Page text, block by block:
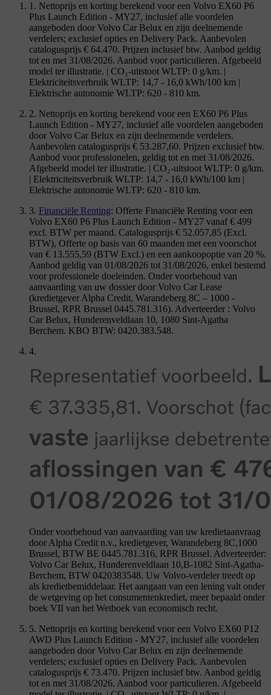
1. Nettoprijs en korting berekend voor een Volvo EX60 P6
Plus Launch Edition - MY27, inclusief alle voordelen
aangeboden door Volvo Car Belux en zijn deelnemende
verdelers; exclusief opties en Delivery Pack. Aanbevolen
catalogusprijs € 64.470. Prijzen inclusief btw. Aanbod geldig
tot en met 31/08/2026. Aanbod voor particulieren. Afgebeeld
model ter illustratie. | CO₂-uitstoot WLTP: 0 g/km. |
Elektriciteitsverbruik WLTP: 14,7 - 16,0 kWh/100 km |
Elektrische autonomie WLTP: 620 - 810 km.
2. Nettoprijs en korting berekend voor een EX60 P6 Plus
Launch Edition - MY27, inclusief alle voordelen aangeboden
door Volvo Car Belux en zijn deelnemende verdelers.
Aanbevolen catalogusprijs € 53.287,60. Prijzen exclusief btw.
Aanbod voor professionelen, geldig tot en met 31/08/2026.
Afgebeeld model ter illustratie. | CO₂-uitstoot WLTP: 0 g/km.
| Elektriciteitsverbruik WLTP: 14,7 - 16,0 kWh/100 km |
Elektrische autonomie WLTP: 620 - 810 km.
3. Financiële Renting: Offerte Financiële Renting voor een
Volvo EX60 P6 Plus Launch Edition - MY27 vanaf € 499
excl. BTW per maand. Catalogusprijs € 52.057,85 (Excl.
BTW), Offerte op basis van 60 maanden met een voorschot
van € 13.555,59 (BTW Excl.) en een aankoopoptie van 20 %.
Aanbod geldig van 01/08/2026 tot 31/08/2026, enkel bestemd
voor professionele doeleinden. Onder voorbehoud van
aanvaarding van uw dossier door Volvo Car Lease
(kredietgever Alpha Credit, Warandeberg 8C – 1000 -
Brussel, RPR Brussel 0445.781.316). Adverteerder : Volvo
Car Belux, Hunderenveldlaan 10, 1080 Sint-Agatha
Berchem. KBO BTW: 0420.383.548.
4.
Onder voorbehoud van aanvaarding van uw kredietaanvraag
door Alpha Credit n.v., kredietgever, Warandeberg 8C,1000
Brussel, BTW BE 0445.781.316, RPR Brussel. Adverteerder:
Volvo Car Belux, Hunderenveldlaan 10,B-1082 Sint-Agatha-
Berchem, BTW 0420383548. Uw Volvo-verdeler treedt op
als kredietbemiddelaar. Het aangaan van een lening valt onder
de wetgeving op het consumentenkrediet, meer bepaald onder
boek VII van het Wetboek van economisch recht.
5. Nettoprijs en korting berekend voor een Volvo EX60 P12
AWD Plus Launch Edition - MY27, inclusief alle voordelen
aangeboden door Volvo Car Belux en zijn deelnemende
verdelers; exclusief opties en Delivery Pack. Aanbevolen
catalogusprijs € 73.470. Prijzen inclusief btw. Aanbod geldig
tot en met 31/08/2026. Aanbod voor particulieren. Afgebeeld